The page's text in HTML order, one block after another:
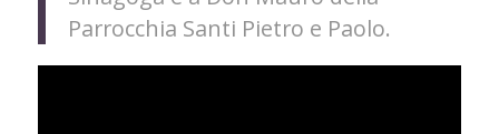
Parrocchia Santi Pietro e Paolo.